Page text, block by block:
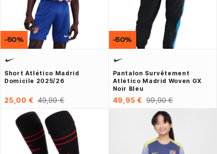
Short Atlético Madrid
Domicile 2025/26
25,00 € 49,99 €
-50%
Pantalon Survêtement
Atlético Madrid Woven GX
Noir Bleu
49,95 € 99,90 €
-50%